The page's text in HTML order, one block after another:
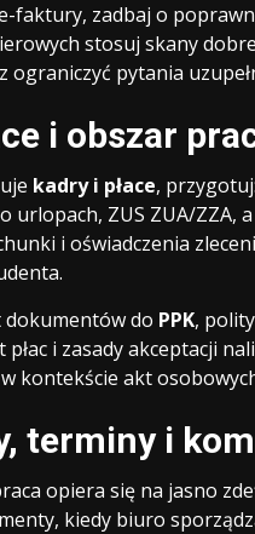
faktury, zadbaj o
stosuj skany
ograniczyć pytania
i obszar
kadry i płace,
urlopach, ZUS ZUA/ZZA,
i oświadczenia
do PPK,
i zasady akceptacji
w kontekście akt
terminy i
opiera się na jasno
kiedy biuro